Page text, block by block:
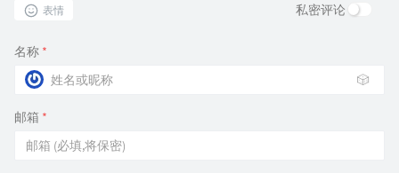
表情 私密评论
名称 *
🎲
邮箱 *